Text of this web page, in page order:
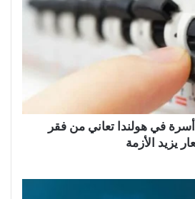
في هولندا تعاني من فقر
يزيد الأزمة